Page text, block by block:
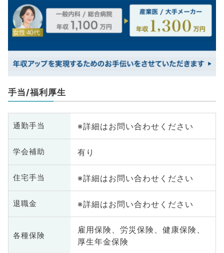
手当/福利厚生
通勤手当 ※詳細はお問い合わせください
学会補助 有り
住宅手当 ※詳細はお問い合わせください
退職金 ※詳細はお問い合わせください
各種保険
雇用保険、労災保険、健康保険、
厚生年金保険